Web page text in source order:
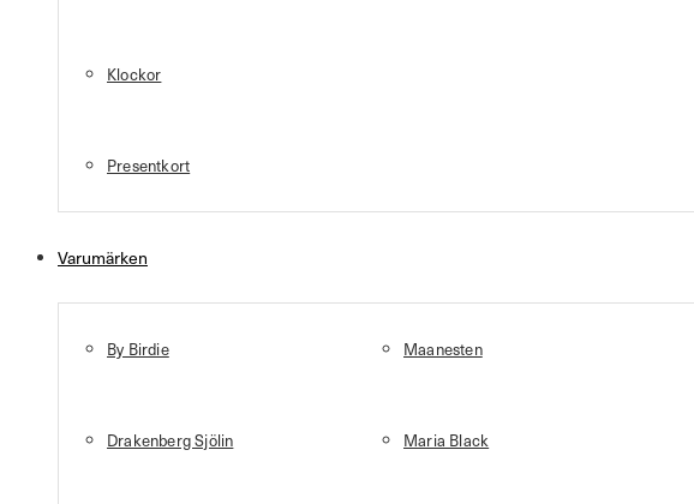
Klockor
Presentkort
Varumärken
By Birdie
Drakenberg Sjölin
Maanesten
Maria Black